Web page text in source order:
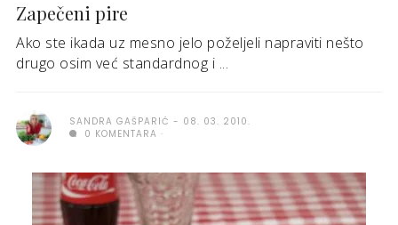
Zapečeni pire
Ako ste ikada uz mesno jelo poželjeli napraviti nešto
drugo osim već standardnog i ...
SANDRA GAŠPARIĆ
08. 03. 2010.
0 KOMENTARA